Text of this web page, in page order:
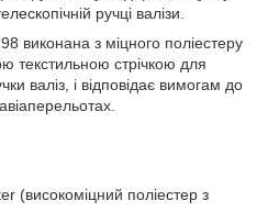
ручці валізи.
виконана з міцного поліестеру
текстильною стрічкою для
валіз, і відповідає вимогам до
(високоміцний поліестер з